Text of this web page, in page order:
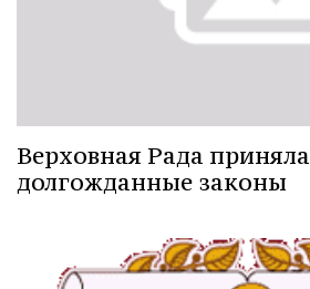
Верховная Рада приняла
долгожданные законы